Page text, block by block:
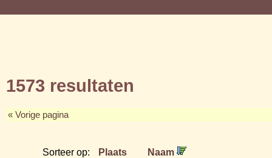
1573 resultaten
« Vorige pagina
Sorteer op: Plaats Naam